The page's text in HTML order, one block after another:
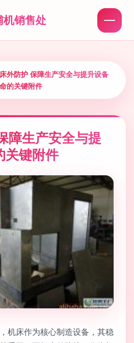
机销售处
外防护 保障生产安全与提升设备
的关键附件
障生产安全与提
关键附件
机床作为核心制造设备，其稳